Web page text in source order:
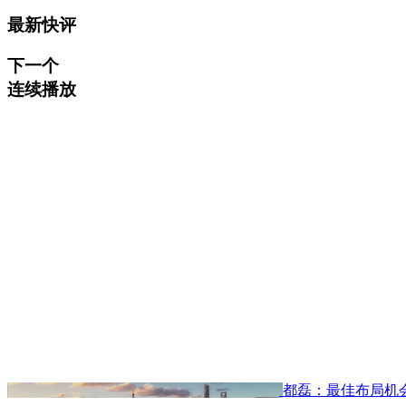
最新快评
下一个
连续播放
都磊：最佳布局机